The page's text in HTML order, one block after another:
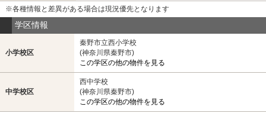
※各種情報と差異がある場合は現況優先となります
学区情報
小学校区
秦野市立西小学校
(神奈川県秦野市)
この学区の他の物件を見る
中学校区
西中学校
(神奈川県秦野市)
この学区の他の物件を見る